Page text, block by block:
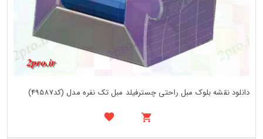
دانلود نقشه بلوک مبل راحتی چسترفیلد مبل تک نفره مدل (کد49587)